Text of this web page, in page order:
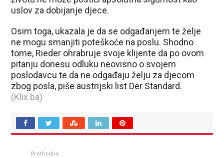
uslov za dobijanje djece.
Osim toga, ukazala je da se odgađanjem te želje
ne mogu smanjiti poteškoće na poslu. Shodno
tome, Rieder ohrabruje svoje klijente da po ovom
pitanju donesu odluku neovisno o svojem
poslodavcu te da ne odgađaju želju za djecom
zbog posla, piše austrijski list Der Standard.
(Klix.ba)
Prethodno